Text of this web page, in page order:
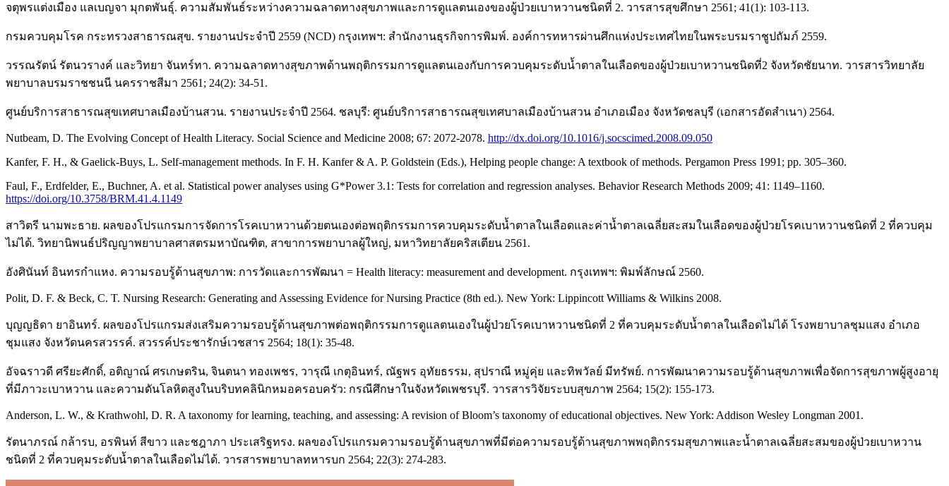
จตุพรแต่งเมือง แลเบญจา มุกตพันธุ์. ความสัมพันธ์ระหว่างความฉลาดทางสุขภาพและการดูแลตนเองของผู้ป่วยเบาหวานชนิดที่ 2. วารสารสุขศึกษา 2561; 41(1): 103-113.
กรมควบคุมโรค กระทรวงสาธารณสุข. รายงานประจำปี 2559 (NCD) กรุงเทพฯ: สำนักงานธุรกิจการพิมพ์. องค์การทหารผ่านศึกแห่งประเทศไทยในพระบรมราชูปถัมภ์ 2559.
วรรณรัตน์ รัตนวรางค์ และวิทยา จันทร์ทา. ความฉลาดทางสุขภาพด้านพฤติกรรมการดูแลตนเองกับการควบคุมระดับน้ำตาลในเลือดของผู้ป่วยเบาหวานชนิดที่2 จังหวัดชัยนาท. วารสารวิทยาลัย
พยาบาลบรมราชชนนี นครราชสีมา 2561; 24(2): 34-51.
ศูนย์บริการสาธารณสุขเทศบาลเมืองบ้านสวน. รายงานประจำปี 2564. ชลบุรี: ศูนย์บริการสาธารณสุขเทศบาลเมืองบ้านสวน อำเภอเมือง จังหวัดชลบุรี (เอกสารอัดสำเนา) 2564.
Nutbeam, D. The Evolving Concept of Health Literacy. Social Science and Medicine 2008; 67: 2072-2078. http://dx.doi.org/10.1016/j.socscimed.2008.09.050
Kanfer, F. H., & Gaelick-Buys, L. Self-management methods. In F. H. Kanfer & A. P. Goldstein (Eds.), Helping people change: A textbook of methods. Pergamon Press 1991; pp. 305–360.
Faul, F., Erdfelder, E., Buchner, A. et al. Statistical power analyses using G*Power 3.1: Tests for correlation and regression analyses. Behavior Research Methods 2009; 41: 1149–1160.
https://doi.org/10.3758/BRM.41.4.1149
สาวิตรี นามพะธาย. ผลของโปรแกรมการจัดการโรคเบาหวานด้วยตนเองต่อพฤติกรรมการควบคุมระดับน้ำตาลในเลือดและค่าน้ำตาลเฉลี่ยสะสมในเลือดของผู้ป่วยโรคเบาหวานชนิดที่ 2 ที่ควบคุม
ไม่ได้. วิทยานิพนธ์ปริญญาพยาบาลศาสตรมหาบัณฑิต, สาขาการพยาบาลผู้ใหญ่, มหาวิทยาลัยคริสเตียน 2561.
อังศินันท์ อินทรกำแหง. ความรอบรู้ด้านสุขภาพ: การวัดและการพัฒนา = Health literacy: measurement and development. กรุงเทพฯ: พิมพ์ลักษณ์ 2560.
Polit, D. F. & Beck, C. T. Nursing Research: Generating and Assessing Evidence for Nursing Practice (8th ed.). New York: Lippincott Williams & Wilkins 2008.
บุญญธิดา ยาอินทร์. ผลของโปรแกรมส่งเสริมความรอบรู้ด้านสุขภาพต่อพฤติกรรมการดูแลตนเองในผู้ป่วยโรคเบาหวานชนิดที่ 2 ที่ควบคุมระดับน้ำตาลในเลือดไม่ได้ โรงพยาบาลชุมแสง อำเภอ
ชุมแสง จังหวัดนครสวรรค์. สวรรค์ประชารักษ์เวชสาร 2564; 18(1): 35-48.
อัจฉราวดี ศรียะศักดิ์, อติญาณ์ ศรเกษตริน, จินตนา ทองเพชร, วารุณี เกตุอินทร์, ณัฐพร อุทัยธรรม, สุปราณี หมู่คุ่ย และทิพวัลย์ มีทรัพย์. การพัฒนาความรอบรู้ด้านสุขภาพเพื่อจัดการสุขภาพผู้สูงอายุ
ที่มีภาวะเบาหวาน และความดันโลหิตสูงในบริบทคลินิกหมอครอบครัว: กรณีศึกษาในจังหวัดเพชรบุรี. วารสารวิจัยระบบสุขภาพ 2564; 15(2): 155-173.
Anderson, L. W., & Krathwohl, D. R. A taxonomy for learning, teaching, and assessing: A revision of Bloom’s taxonomy of educational objectives. New York: Addison Wesley Longman 2001.
รัตนาภรณ์ กล้ารบ, อรพินท์ สีขาว และชฎาภา ประเสริฐทรง. ผลของโปรแกรมความรอบรู้ด้านสุขภาพที่มีต่อความรอบรู้ด้านสุขภาพพฤติกรรมสุขภาพและน้ำตาลเฉลี่ยสะสมของผู้ป่วยเบาหวาน
ชนิดที่ 2 ที่ควบคุมระดับน้ำตาลในเลือดไม่ได้. วารสารพยาบาลทหารบก 2564; 22(3): 274-283.